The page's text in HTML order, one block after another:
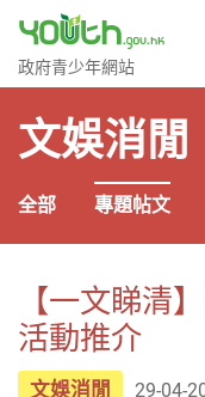
政府青少年網站
政府青少年網站
文娛消閒
全部 專題帖文
【一文睇清
活動推介
文娛消閒 29-04-